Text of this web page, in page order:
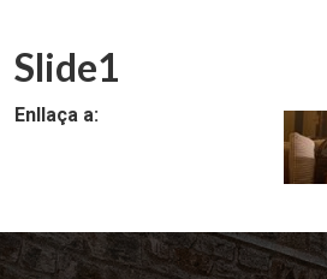
Slide1
Enllaça a: